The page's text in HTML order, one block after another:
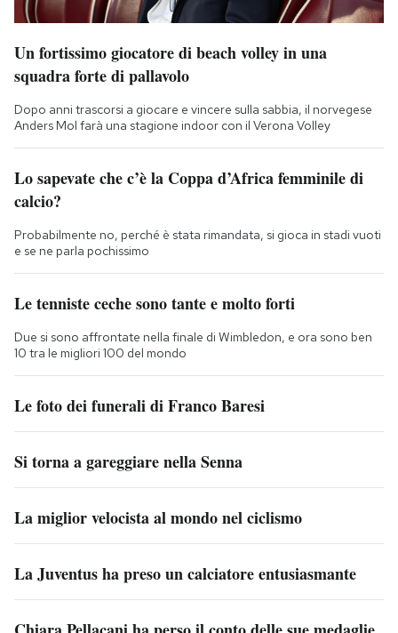
Un fortissimo giocatore di beach volley in una
squadra forte di pallavolo
Dopo anni trascorsi a giocare e vincere sulla sabbia, il norvegese
Anders Mol farà una stagione indoor con il Verona Volley
Lo sapevate che c’è la Coppa d’Africa femminile di
calcio?
Probabilmente no, perché è stata rimandata, si gioca in stadi vuoti
e se ne parla pochissimo
Le tenniste ceche sono tante e molto forti
Due si sono affrontate nella finale di Wimbledon, e ora sono ben
10 tra le migliori 100 del mondo
Le foto dei funerali di Franco Baresi
Si torna a gareggiare nella Senna
La miglior velocista al mondo nel ciclismo
La Juventus ha preso un calciatore entusiasmante